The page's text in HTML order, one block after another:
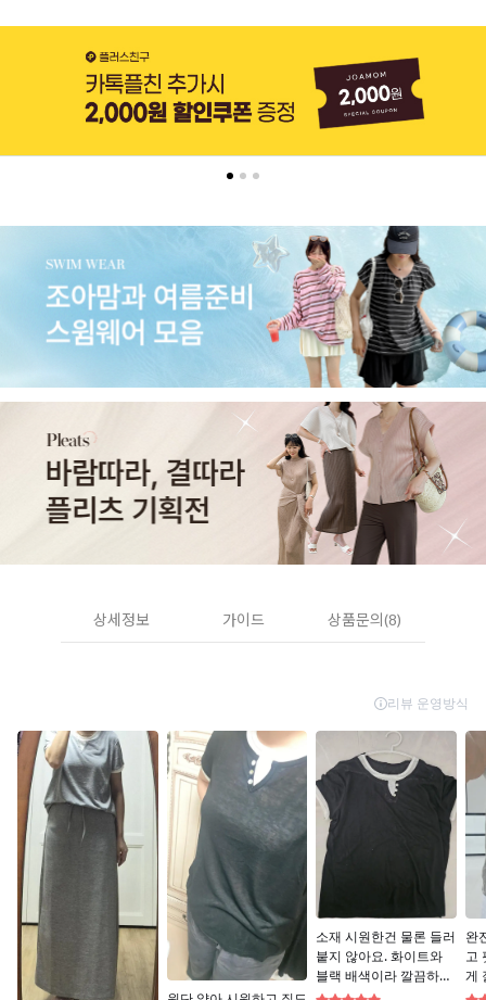
상세정보 가이드 상품문의(8)